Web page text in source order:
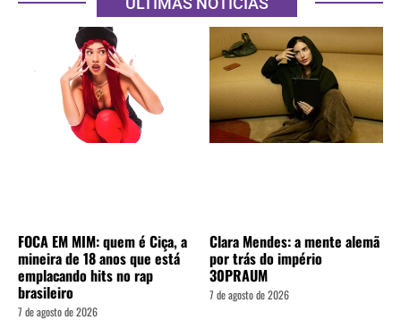
FOCA EM MIM: quem é Ciça, a
mineira de 18 anos que está
emplacando hits no rap
brasileiro
7 de agosto de 2026
Clara Mendes: a mente alemã
por trás do império
30PRAUM
7 de agosto de 2026